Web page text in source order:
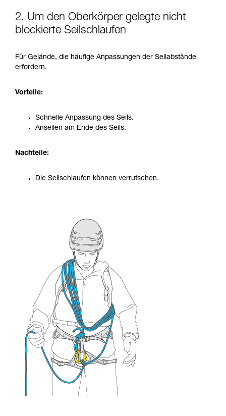
2. Um den Oberkörper gelegte nicht
blockierte Seilschlaufen
Für Gelände, die häufige Anpassungen der Seilabstände
erfordern.
Vorteile:
Schnelle Anpassung des Seils.
Anseilen am Ende des Seils.
Nachteile:
Die Seilschlaufen können verrutschen.